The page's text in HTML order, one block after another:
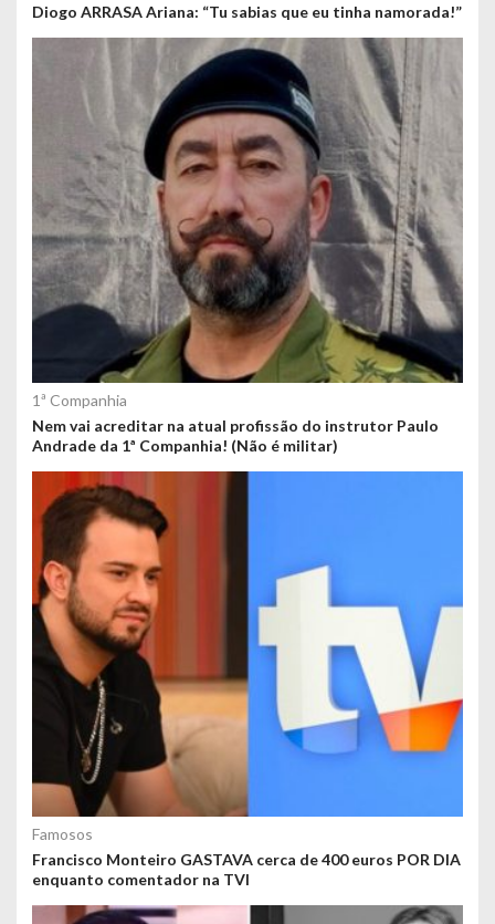
Diogo ARRASA Ariana: “Tu sabias que eu tinha namorada!”
1ª Companhia
Nem vai acreditar na atual profissão do instrutor Paulo
Andrade da 1ª Companhia! (Não é militar)
Famosos
Francisco Monteiro GASTAVA cerca de 400 euros POR DIA
enquanto comentador na TVI